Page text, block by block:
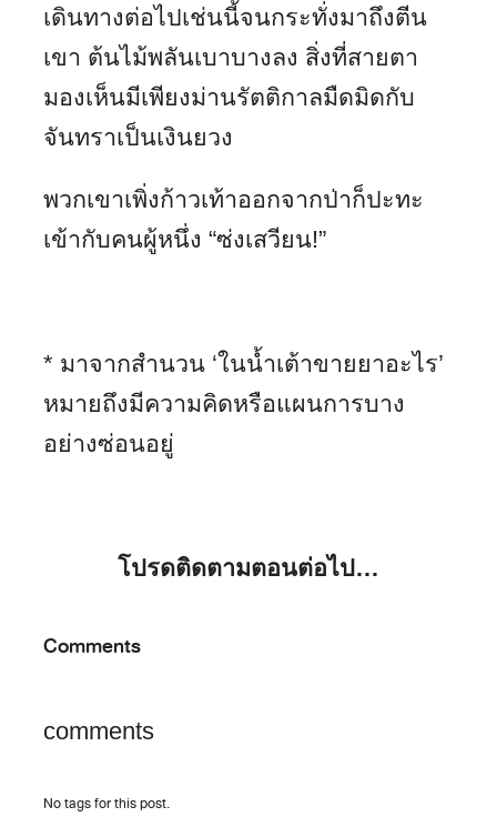
เดินทางต่อไปเช่นนี้จนกระทั่งมาถึงตีน
เขา ต้นไม้พลันเบาบางลง สิ่งที่สายตา
มองเห็นมีเพียงม่านรัตติกาลมืดมิดกับ
จันทราเป็นเงินยวง
พวกเขาเพิ่งก้าวเท้าออกจากป่าก็ปะทะ
เข้ากับคนผู้หนึ่ง “ซ่งเสวียน!”
* มาจากสำนวน ‘ในน้ำเต้าขายยาอะไร’
หมายถึงมีความคิดหรือแผนการบาง
อย่างซ่อนอยู่
โปรดติดตามตอนต่อไป…
Comments
comments
No tags for this post.